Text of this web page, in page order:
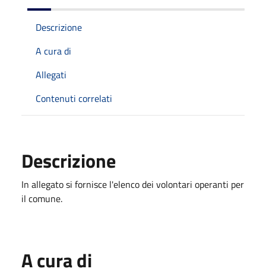
Descrizione
A cura di
Allegati
Contenuti correlati
Descrizione
In allegato si fornisce l'elenco dei volontari operanti per
il comune.
A cura di